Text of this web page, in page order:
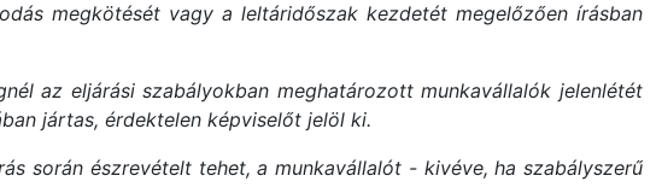
megkötését vagy a leltáridőszak kezdetét megelőzően írásban
az eljárási szabályokban meghatározott munkavállalók jelenlétét
jártas, érdektelen képviselőt jelöl ki.
során észrevételt tehet, a munkavállalót - kivéve, ha szabályszerű